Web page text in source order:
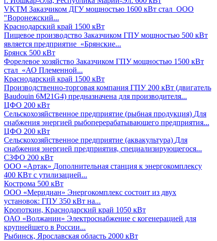
VKTM Заказчиком ДГУ мощностью 1600 кВт стал ООО
"Воронежский...
Краснодарский край 1500 кВт
Пищевое производство Заказчиком ГПУ мощностью 500 кВт
является предприятие «Брянские...
Брянск 500 кВт
Форелевое хозяйство Заказчиком ГПУ мощностью 1500 кВт
стал «АО Племенной...
Краснодарский край 1500 кВт
Производственно-торговая компания ГПУ 200 кВт (двигатель
Baudouin 6M21G4) предназначена для производителя...
ЦФО 200 кВт
Сельскохозяйственное предприятие (рыбная продукция) Для
снабжения энергией рыбоперерабатывающего предприятия...
ЦФО 200 кВт
Сельскохозяйственное предприятие (аквакультура) Для
снабжения энергией предприятия, специализирующегося...
СЗФО 200 кВт
ООО «Артак» Дополнительная станция к энергокомплексу
400 КВт с утилизацией...
Кострома 500 кВт
ООО «Меридиан» Энергокомплекс состоит из двух
установок: ГПУ 350 кВт на...
Кропоткин, Краснодарский край 1050 кВт
ОАО «Волжанин» Электроснабжение с когенерацией для
крупнейшего в России...
Рыбинск, Ярославская область 2000 кВт